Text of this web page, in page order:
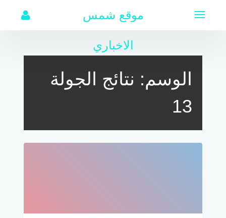
موقع شمس
الاخباري
الوسم: نتائج الجولة
13